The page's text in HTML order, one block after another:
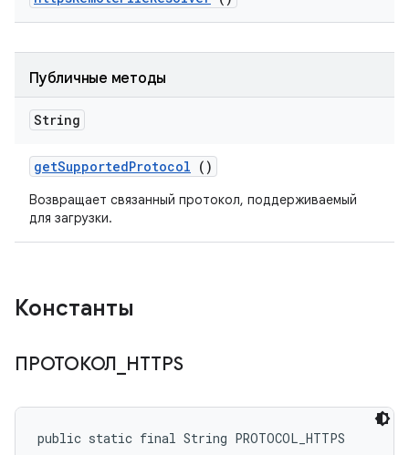
Публичные методы
String
getSupportedProtocol ()
Возвращает связанный протокол, поддерживаемый
для загрузки.
Константы
ПРОТОКОЛ HTTPS
public static final String PROTOCOL_HTTPS